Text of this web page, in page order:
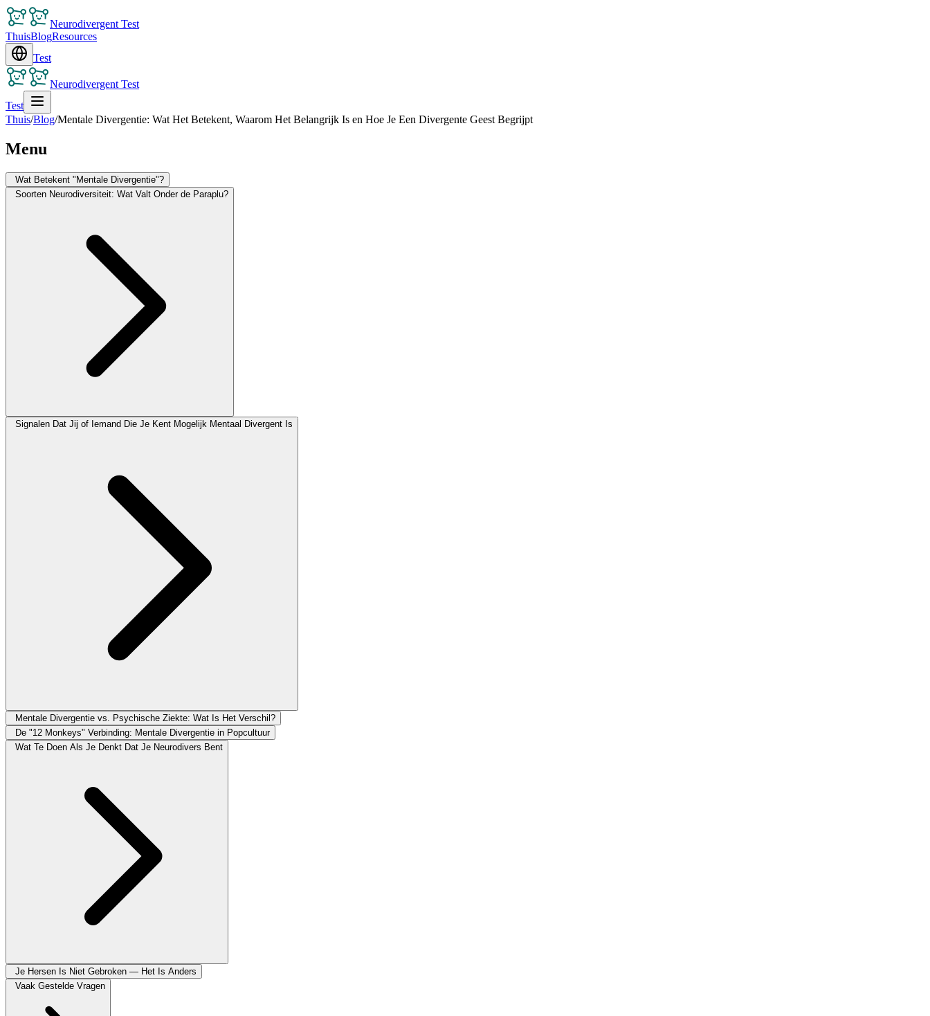
Neurodivergent Test
ThuisBlogResources
Test
Neurodivergent Test
Test
Thuis/Blog/Mentale Divergentie: Wat Het Betekent, Waarom Het Belangrijk Is en Hoe Je Een Divergente Geest Begrijpt
Menu
Wat Betekent "Mentale Divergentie"?
Soorten Neurodiversiteit: Wat Valt Onder de Paraplu?
Signalen Dat Jij of Iemand Die Je Kent Mogelijk Mentaal Divergent Is
Mentale Divergentie vs. Psychische Ziekte: Wat Is Het Verschil?
De "12 Monkeys" Verbinding: Mentale Divergentie in Popcultuur
Wat Te Doen Als Je Denkt Dat Je Neurodivers Bent
Je Hersen Is Niet Gebroken — Het Is Anders
Vaak Gestelde Vragen